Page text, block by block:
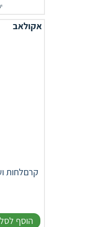
אקולאב
הוסף לסל